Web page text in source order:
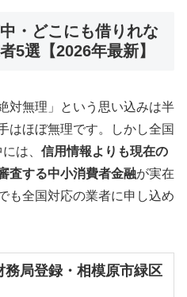
・どこにも借りれな
5選【2026年最新】
対無理」という思い込みは半
はほぼ無理です。しかし全国
は、 信用情報よりも現在の
査する中小消費者金融が実在
も全国対応の業者に申し込め
局登録・相模原市緑区